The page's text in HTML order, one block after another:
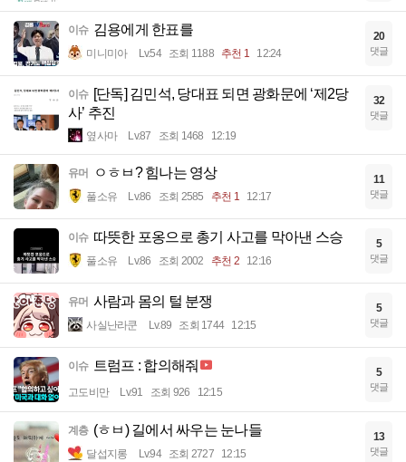
이슈 김용에게 한표를
미니미아 Lv.54 조회 1188 추천 1 12:24
20
댓글
이슈 [단독] 김민석, 당대표 되면 광화문에 ‘제2당
사’ 추진
옆사마 Lv.87 조회 1468 12:19
32
댓글
유머 ㅇㅎㅂ? 힘나는 영상
풀소유 Lv.86 조회 2585 추천 1 12:17
11
댓글
이슈 따뜻한 포옹으로 총기 사고를 막아낸 스승
풀소유 Lv.86 조회 2002 추천 2 12:16
5
댓글
유머 사람과 몸의 털 분쟁
사실난라쿤 Lv.89 조회 1744 12:15
5
댓글
이슈 트럼프 : 합의해줘
고도비만 Lv.91 조회 926 12:15
5
댓글
계층 (ㅎㅂ) 길에서 싸우는 눈나들
달섭지롱 Lv.94 조회 2727 12:15
13
댓글